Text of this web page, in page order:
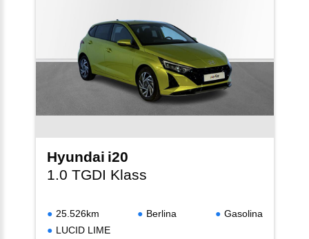
Hyundai i20
1.0 TGDI Klass
25.526km Berlina
Gasolina
LUCID LIME